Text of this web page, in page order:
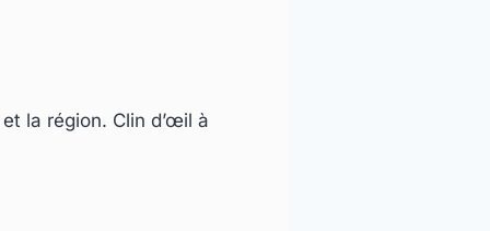
la région. Clin d’œil à